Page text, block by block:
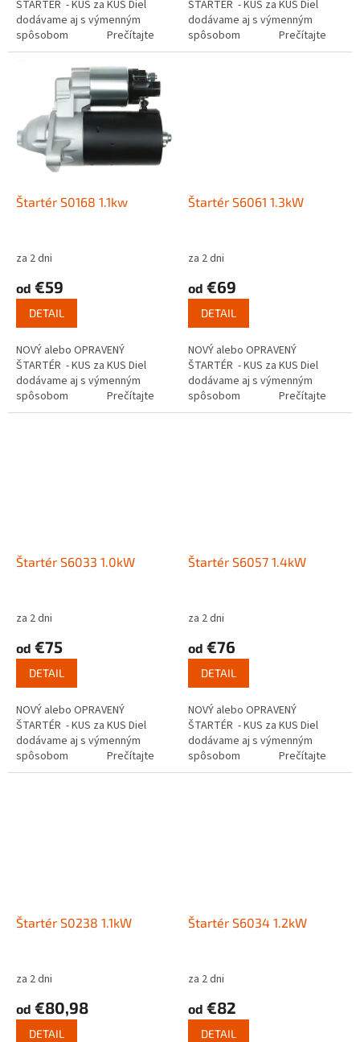
ŠTARTÉR - KUS za KUS Diel
dodávame aj s výmenným
spôsobom Prečítajte
si ako funguje...
ŠTARTÉR - KUS za KUS Diel
dodávame aj s výmenným
spôsobom Prečítajte
si ako funguje...
Štartér S0168 1.1kw
za 2 dni
od €59
DETAIL
NOVÝ alebo OPRAVENÝ
ŠTARTÉR - KUS za KUS Diel
dodávame aj s výmenným
spôsobom Prečítajte
si ako funguje...
Štartér S6061 1.3kW
za 2 dni
od €69
DETAIL
NOVÝ alebo OPRAVENÝ
ŠTARTÉR - KUS za KUS Diel
dodávame aj s výmenným
spôsobom Prečítajte
si ako funguje...
Štartér S6033 1.0kW
za 2 dni
od €75
DETAIL
NOVÝ alebo OPRAVENÝ
ŠTARTÉR - KUS za KUS Diel
dodávame aj s výmenným
spôsobom Prečítajte
si ako funguje...
Štartér S6057 1.4kW
za 2 dni
od €76
DETAIL
NOVÝ alebo OPRAVENÝ
ŠTARTÉR - KUS za KUS Diel
dodávame aj s výmenným
spôsobom Prečítajte
si ako funguje...
Štartér S0238 1.1kW
za 2 dni
od €80,98
DETAIL
Štartér S6034 1.2kW
za 2 dni
od €82
DETAIL